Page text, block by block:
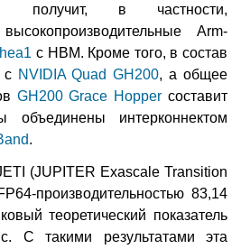
получит, в частности,
Arm-
с HBM. Кроме того, в состав
с NVIDIA Quad GH200, а общее
GH200 Grace Hopper составит
интерконнектом
.
(JUPITER Exascale Transition
производительностью 83,14
теоретический показатель
С такими результатами эта